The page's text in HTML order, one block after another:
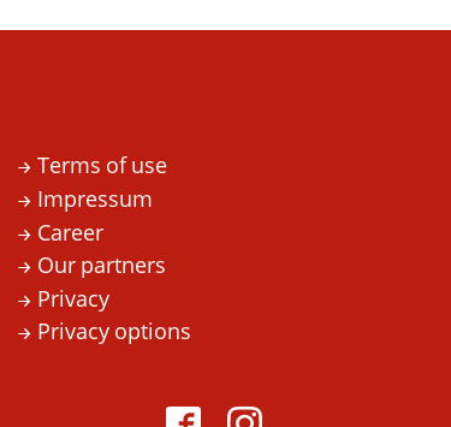
Terms of use
Impressum
Career
Our partners
Privacy
Privacy options